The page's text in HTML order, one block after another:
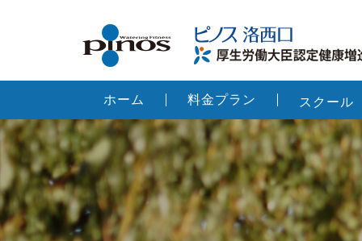
ホーム 料金プラン スクール